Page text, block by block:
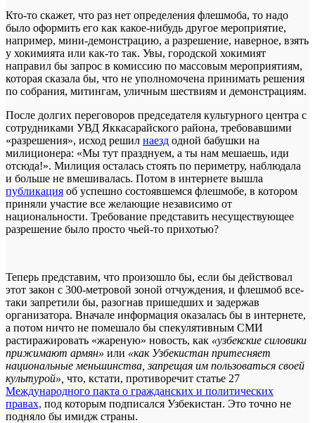
Кто-то скажет, что раз нет определения флешмоба, то надо
было оформить его как какое-нибудь другое мероприятие,
например, мини-демонстрацию, а разрешение, наверное, взять
у хокимията или как-то так. Увы, городской хокимият
направил бы запрос в комиссию по массовым мероприятиям,
которая сказала бы, что не уполномочена принимать решения
по собрания, митингам, уличным шествиям и демонстрациям.
После долгих переговоров председателя культурного центра с
сотрудниками УВД Яккасарайского района, требовавшими
«разрешения», исход решил наезд одной бабушки на
милиционера: «Мы тут празднуем, а ты нам мешаешь, иди
отсюда!». Милиция осталась стоять по периметру, наблюдала
и больше не вмешивалась. Потом в интернете вышла
публикация об успешно состоявшемся флешмобе, в котором
приняли участие все желающие независимо от
национальности. Требование представить несуществующее
разрешение было просто чьей-то прихотью?
Теперь представим, что произошло бы, если бы действовал
этот закон с 300-метровой зоной отчуждения, и флешмоб все-
таки запретили бы, разогнав пришедших и задержав
организатора. Вначале информация оказалась бы в интернете,
а потом ничто не помешало бы спекулятивным СМИ
растиражировать «жареную» новость, как «узбекские силовики
прижимают армян» или «как Узбекистан притесняет
национальные меньшинства, запрещая им пользоваться своей
культурой», что, кстати, противоречит статье 27
Международного пакта о гражданских и политических
правах, под которым подписался Узбекистан. Это точно не
подняло бы имидж страны.